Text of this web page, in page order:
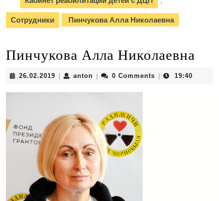
Сотрудники Пинчукова Алла Николаевна
Пинчукова Алла Николаевна
26.02.2019 26.02.2019
anton anton0 Comments 19:40